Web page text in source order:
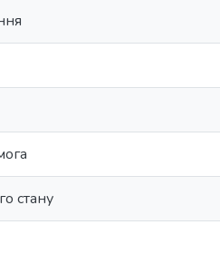
стану